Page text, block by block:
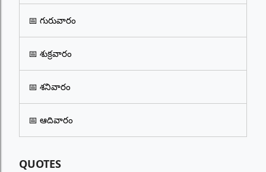
📅 గురువారం
📅 శుక్రవారం
📅 శనివారం
📅 ఆదివారం
QUOTES